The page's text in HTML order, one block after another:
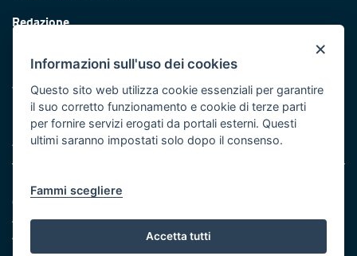
Redazione
Protezione civile
Vai al sito di Protezione Civile Puglia
Iniziativa finanziata con risorse del POR Puglia 2014/2020 -
Asse XI
Note legali
Cookie e privacy
Amministrazione trasparente
Atti di notifica
Feed RSS
×
Informazioni sull'uso dei cookies
Questo sito web utilizza cookie essenziali per garantire
il suo corretto funzionamento e cookie di terze parti
per fornire servizi erogati da portali esterni. Questi
ultimi saranno impostati solo dopo il consenso.
Fammi scegliere
Accetta tutti